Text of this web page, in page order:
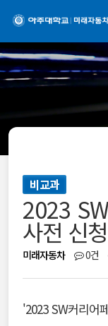
비교과
2023
사전 신
미래자동차 0건
'2023 SW커리어